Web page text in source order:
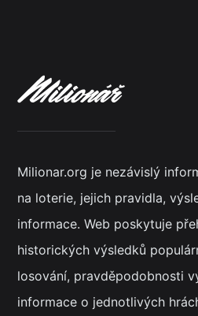
Milionar.org je nezávislý
na loterie, jejich pravidla,
informace. Web poskytuje
historických výsledků
losování, pravděpodobnosti
informace o jednotlivých